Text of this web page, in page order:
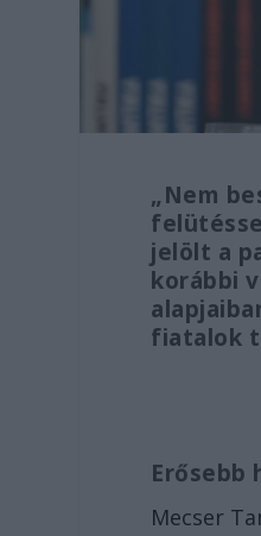
„Nem
jelölt a
korábbi
fiatalok
Erősebb
Mecser